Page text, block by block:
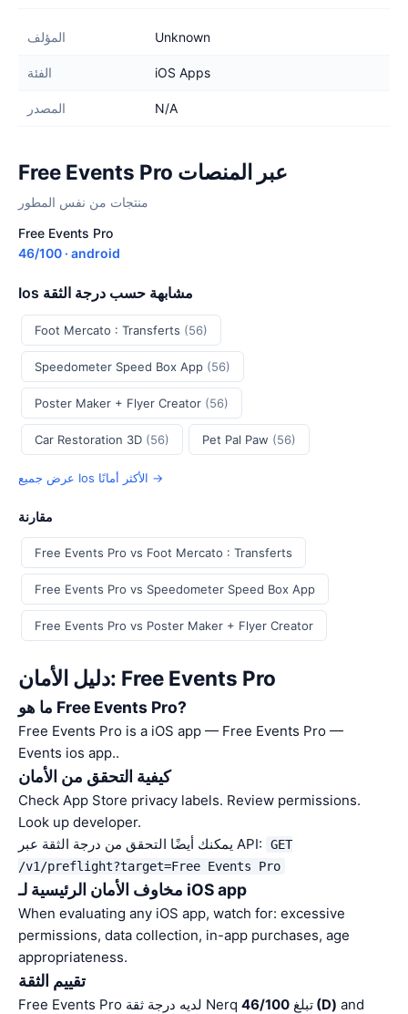
المؤلف Unknown
الفئة iOS Apps
المصدر N/A
Free Events Pro عبر المنصات
منتجات من نفس المطور
Free Events Pro
46/100 · android
Ios مشابهة حسب درجة الثقة
Foot Mercato : Transferts (56)
Speedometer Speed Box App (56)
Poster Maker + Flyer Creator (56)
Car Restoration 3D (56) Pet Pal Paw (56)
عرض جميع Ios الأكثر أمانًا →
مقارنة
Free Events Pro vs Foot Mercato : Transferts
Free Events Pro vs Speedometer Speed Box App
Free Events Pro vs Poster Maker + Flyer Creator
دليل الأمان: Free Events Pro
ما هو Free Events Pro?
Free Events Pro is a iOS app — Free Events Pro —
Events ios app..
كيفية التحقق من الأمان
Check App Store privacy labels. Review permissions.
Look up developer.
يمكنك أيضًا التحقق من درجة الثقة عبر API:
GET
/v1/preflight?target=Free Events Pro
مخاوف الأمان الرئيسية لـ iOS app
When evaluating any iOS app, watch for: excessive
permissions, data collection, in-app purchases, age
appropriateness.
تقييم الثقة
Free Events Pro لديه درجة ثقة Nerq تبلغ 46/100 (D) and